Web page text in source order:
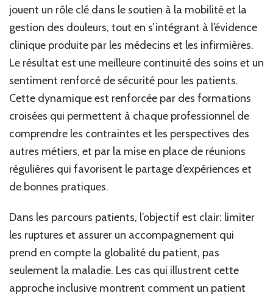
jouent un rôle clé dans le soutien à la mobilité et la
gestion des douleurs, tout en s’intégrant à l’évidence
clinique produite par les médecins et les infirmières.
Le résultat est une meilleure continuité des soins et un
sentiment renforcé de sécurité pour les patients.
Cette dynamique est renforcée par des formations
croisées qui permettent à chaque professionnel de
comprendre les contraintes et les perspectives des
autres métiers, et par la mise en place de réunions
régulières qui favorisent le partage d’expériences et
de bonnes pratiques.
Dans les parcours patients, l’objectif est clair: limiter
les ruptures et assurer un accompagnement qui
prend en compte la globalité du patient, pas
seulement la maladie. Les cas qui illustrent cette
approche inclusive montrent comment un patient